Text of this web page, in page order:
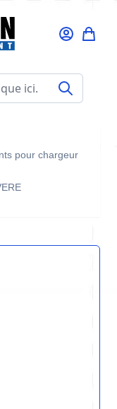
ici...
pour chargeur